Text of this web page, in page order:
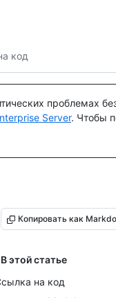
код
проблемах
Server. Чтобы
Копировать как
В этой статье
на код